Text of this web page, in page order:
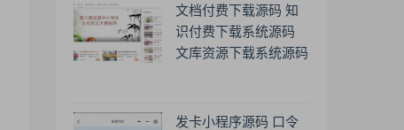
文档付费下载源码 知
识付费下载系统源码
文库资源下载系统源码
发卡小程序源码 口令